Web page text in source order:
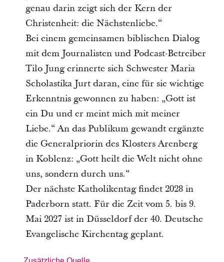
genau darin zeigt sich der Kern der
Christenheit: die Nächstenliebe.“
Bei einem gemeinsamen biblischen Dialog
mit dem Journalisten und Podcast-Betreiber
Tilo Jung erinnerte sich Schwester Maria
Scholastika Jurt daran, eine für sie wichtige
Erkenntnis gewonnen zu haben: „Gott ist
ein Du und er meint mich mit meiner
Liebe.“ An das Publikum gewandt ergänzte
die Generalpriorin des Klosters Arenberg
in Koblenz: „Gott heilt die Welt nicht ohne
uns, sondern durch uns.“
Der nächste Katholikentag findet 2028 in
Paderborn statt. Für die Zeit vom 5. bis 9.
Mai 2027 ist in Düsseldorf der 40. Deutsche
Evangelische Kirchentag geplant.